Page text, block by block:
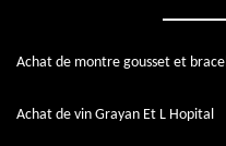
Achat de montre gousset et
Achat de vin Grayan Et L Hopital